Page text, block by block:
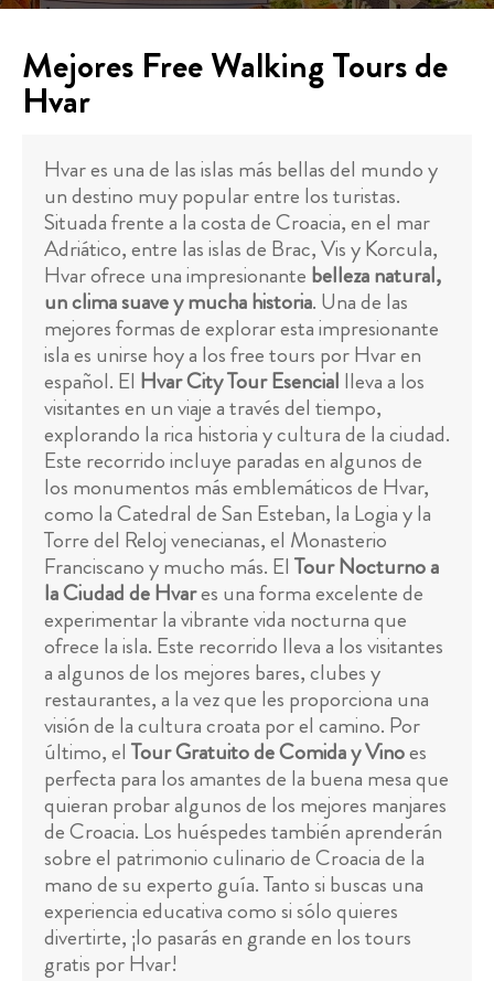
Mejores Free Walking Tours de
Hvar
Hvar es una de las islas más bellas del mundo y
un destino muy popular entre los turistas.
Situada frente a la costa de Croacia, en el mar
Adriático, entre las islas de Brac, Vis y Korcula,
Hvar ofrece una impresionante belleza natural,
un clima suave y mucha historia. Una de las
mejores formas de explorar esta impresionante
isla es unirse hoy a los free tours por Hvar en
español. El Hvar City Tour Esencial lleva a los
visitantes en un viaje a través del tiempo,
explorando la rica historia y cultura de la ciudad.
Este recorrido incluye paradas en algunos de
los monumentos más emblemáticos de Hvar,
como la Catedral de San Esteban, la Logia y la
Torre del Reloj venecianas, el Monasterio
Franciscano y mucho más. El Tour Nocturno a
la Ciudad de Hvares una forma excelente de
experimentar la vibrante vida nocturna que
ofrece la isla. Este recorrido lleva a los visitantes
a algunos de los mejores bares, clubes y
restaurantes, a la vez que les proporciona una
visión de la cultura croata por el camino. Por
último, el Tour Gratuito de Comida y Vinoes
perfecta para los amantes de la buena mesa que
quieran probar algunos de los mejores manjares
de Croacia. Los huéspedes también aprenderán
sobre el patrimonio culinario de Croacia de la
mano de su experto guía. Tanto si buscas una
experiencia educativa como si sólo quieres
divertirte, ¡lo pasarás en grande en los tours
gratis por Hvar!